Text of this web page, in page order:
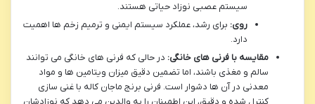
سیستم عصبی نوزاد حیاتی هستند.
روی: برای رشد، عملکرد سیستم ایمنی و ترمیم زخم ها اهمیت
دارد.
مقایسه با فرنی های خانگی: در حالی که فرنی های خانگی می توانند
سالم و مغذی باشند، اما تضمین دقیق میزان ویتامین ها و مواد
معدنی در آن ها دشوار است. فرنی برنج ماجان کاله با غنی سازی
کنترل شده و دقیق، این اطمینان را به والدین می دهد که نوزادشان